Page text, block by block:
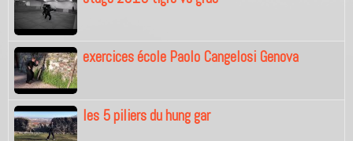
exercices école Paolo Cangelosi Genova
les 5 piliers du hung gar